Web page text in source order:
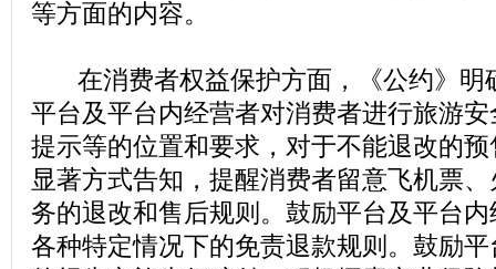
等方面的内容。
在消费者权益保护方面，《公约》明
平台及平台内经营者对消费者进行旅游
提示等的位置和要求，对于不能退改的
显著方式告知，提醒消费者留意飞机票
务的退改和售后规则。鼓励平台及平台
各种特定情况下的免责退款规则。鼓励